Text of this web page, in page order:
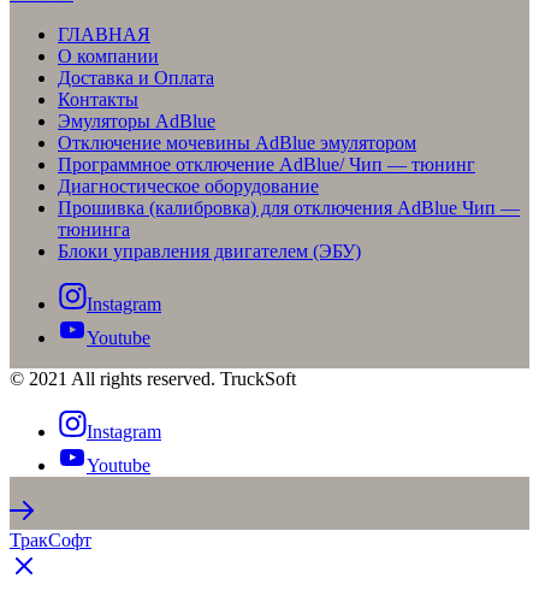
ГЛАВНАЯ
О компании
Доставка и Оплата
Контакты
Эмуляторы AdBlue
Отключение мочевины AdBlue эмулятором
Программное отключение AdBlue/ Чип — тюнинг
Диагностическое оборудование
Прошивка (калибровка) для отключения AdBlue Чип —
тюнинга
Блоки управления двигателем (ЭБУ)
Instagram
Youtube
© 2021 All rights reserved. TruckSoft
Instagram
Youtube
ТракСофт